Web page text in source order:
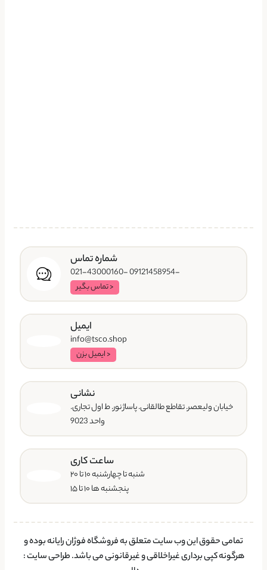
شماره تماس
-09121458954 -021-43000160
< تماس بگیر
ایمیل
info@tsco.shop
< ایمیل بزن
نشانی
خیابان ولیعصر. تقاطع طالقانی. پاساژ نور. ط اول تجاری.
واحد 9023
ساعت کاری
شنبه تا چهارشنبه ۱۰ تا ۲۰
پنجشنبه ها ۱۰ تا ۱۵
تمامی حقوق این وب سایت متعلق به فروشگاه فوژان رایانه بوده و
هرگونه کپی برداری غیراخلاقی و غیرقانونی می باشد.طراحی سایت: